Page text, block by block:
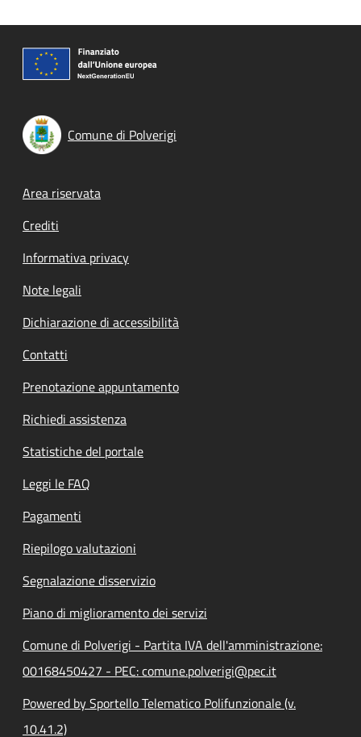
Comune di Polverigi
Footer menu
Area riservata
Crediti
Informativa privacy
Note legali
Dichiarazione di accessibilità
Contatti
Prenotazione appuntamento
Richiedi assistenza
Statistiche del portale
Leggi le FAQ
Pagamenti
Riepilogo valutazioni
Segnalazione disservizio
Piano di miglioramento dei servizi
Comune di Polverigi - Partita IVA dell'amministrazione:
00168450427 - PEC: comune.polverigi@pec.it
Powered by Sportello Telematico Polifunzionale (v.
10.41.2)